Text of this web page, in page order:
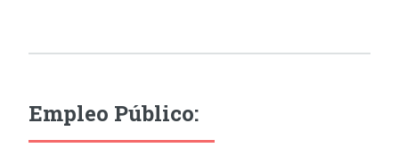
Empleo Público: